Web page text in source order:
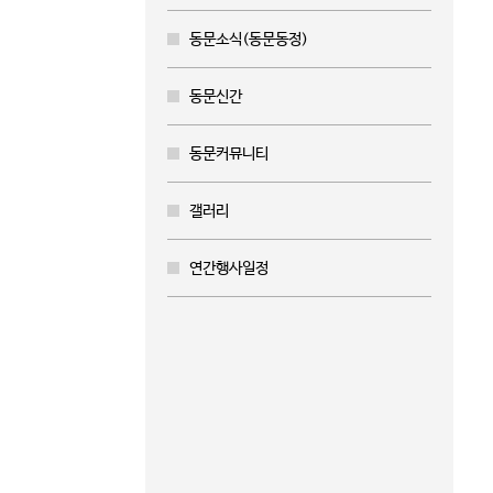
동문소식(동문동정)
동문신간
동문커뮤니티
갤러리
연간행사일정